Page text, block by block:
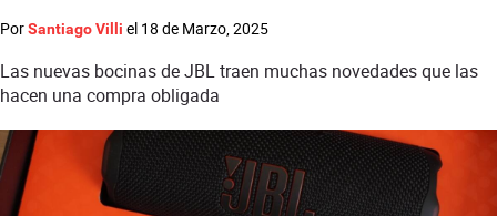
PorSantiago Villi el 18 de Marzo, 2025
Las nuevas bocinas de JBL traen muchas novedades que las
hacen una compra obligada